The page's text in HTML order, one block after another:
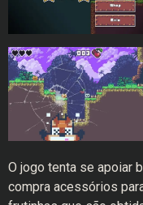
O jogo tenta se apoiar
compra acessórios